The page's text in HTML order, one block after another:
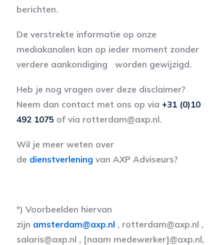
berichten.
De verstrekte informatie op onze
mediakanalen kan op ieder moment zonder
verdere aankondiging worden gewijzigd.
Heb je nog vragen over deze disclaimer?
Neem dan contact met ons op via +31 (0)10
492 1075 of via rotterdam@axp.nl.
Wil je meer weten over
de dienstverlening van AXP Adviseurs?
*) Voorbeelden hiervan
zijn amsterdam@axp.nl, rotterdam@axp.nl ,
salaris@axp.nl , [naam medewerker]@axp.nl,